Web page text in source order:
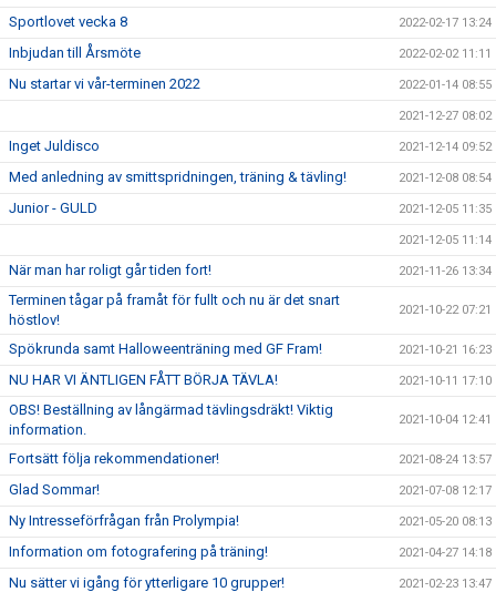
Sportlovet vecka 8 2022-02-17 13:24
Inbjudan till Årsmöte 2022-02-02 11:11
Nu startar vi vår-terminen 2022 2022-01-14 08:55
2021-12-27 08:02
Inget Juldisco 2021-12-14 09:52
Med anledning av smittspridningen, träning & tävling! 2021-12-08 08:54
Junior - GULD 2021-12-05 11:35
2021-12-05 11:14
När man har roligt går tiden fort! 2021-11-26 13:34
Terminen tågar på framåt för fullt och nu är det snart
höstlov!
2021-10-22 07:21
Spökrunda samt Halloweenträning med GF Fram! 2021-10-21 16:23
NU HAR VI ÄNTLIGEN FÅTT BÖRJA TÄVLA! 2021-10-11 17:10
OBS! Beställning av långärmad tävlingsdräkt! Viktig
information.
2021-10-04 12:41
Fortsätt följa rekommendationer! 2021-08-24 13:57
Glad Sommar! 2021-07-08 12:17
Ny Intresseförfrågan från Prolympia! 2021-05-20 08:13
Information om fotografering på träning! 2021-04-27 14:18
Nu sätter vi igång för ytterligare 10 grupper! 2021-02-23 13:47